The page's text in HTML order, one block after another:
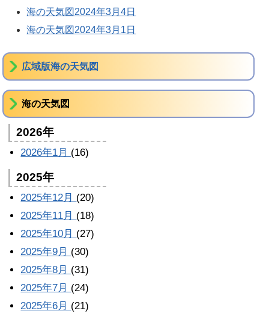
海の天気図2024年3月4日
海の天気図2024年3月1日
広域版海の天気図
海の天気図
2026年
2026年1月 (16)
2025年
2025年12月 (20)
2025年11月 (18)
2025年10月 (27)
2025年9月 (30)
2025年8月 (31)
2025年7月 (24)
2025年6月 (21)